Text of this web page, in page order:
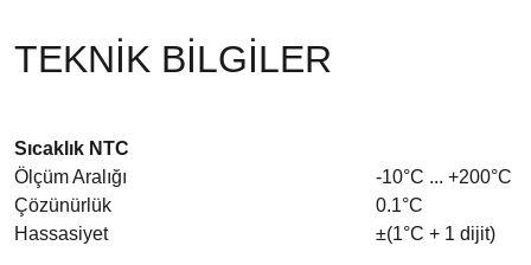
TEKNİK BİLGİLER
Sıcaklık NTC
Ölçüm Aralığı
-10°C ... +200°C
Çözünürlük
0.1°C
Hassasiyet
±(1°C + 1 dijit)